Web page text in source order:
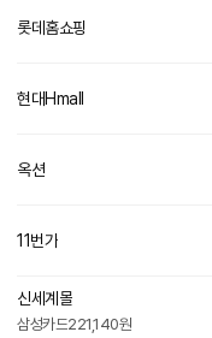
롯데홈쇼핑
현대Hmall
옥션
11번가
신세계몰
삼성카드221,140원